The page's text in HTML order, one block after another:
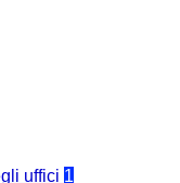
uffici 1